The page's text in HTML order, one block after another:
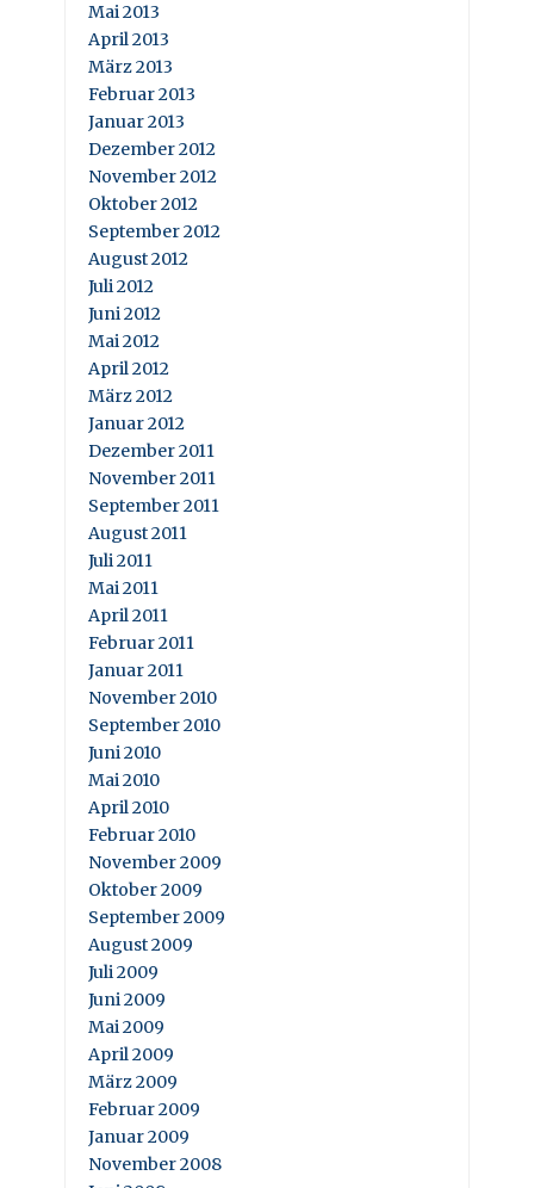
Mai 2013
April 2013
März 2013
Februar 2013
Januar 2013
Dezember 2012
November 2012
Oktober 2012
September 2012
August 2012
Juli 2012
Juni 2012
Mai 2012
April 2012
März 2012
Januar 2012
Dezember 2011
November 2011
September 2011
August 2011
Juli 2011
Mai 2011
April 2011
Februar 2011
Januar 2011
November 2010
September 2010
Juni 2010
Mai 2010
April 2010
Februar 2010
November 2009
Oktober 2009
September 2009
August 2009
Juli 2009
Juni 2009
Mai 2009
April 2009
März 2009
Februar 2009
Januar 2009
November 2008